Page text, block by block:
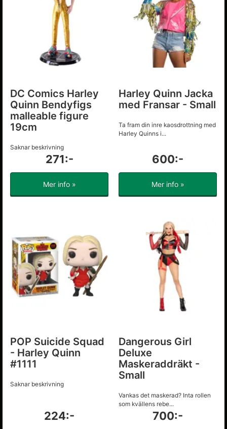
DC Comics Harley
Quinn Bendyfigs
malleable figure
19cm
Saknar beskrivning
271:-
Mer info »
Harley Quinn Jacka
med Fransar - Small
Ta fram din inre kaosdrottning med
Harley Quinns i...
600:-
Mer info »
POP Suicide Squad
- Harley Quinn
#1111
Saknar beskrivning
224:-
Dangerous Girl
Deluxe
Maskeraddräkt -
Small
Vankas det maskerad? Inta rollen
som kvällens rebe...
700:-